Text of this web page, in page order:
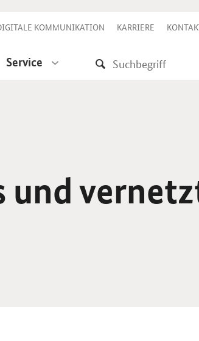
KOMMUNIKATION KARRIERE
Service
und